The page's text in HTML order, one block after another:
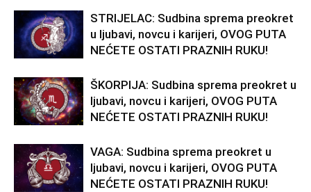
STRIJELAC: Sudbina sprema preokret
u ljubavi, novcu i karijeri, OVOG PUTA
NEĆETE OSTATI PRAZNIH RUKU!
ŠKORPIJA: Sudbina sprema preokret u
ljubavi, novcu i karijeri, OVOG PUTA
NEĆETE OSTATI PRAZNIH RUKU!
VAGA: Sudbina sprema preokret u
ljubavi, novcu i karijeri, OVOG PUTA
NEĆETE OSTATI PRAZNIH RUKU!